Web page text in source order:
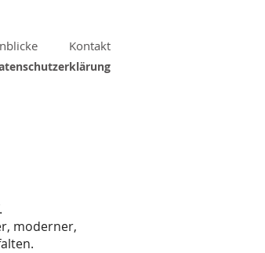
Kontakt
moderner,